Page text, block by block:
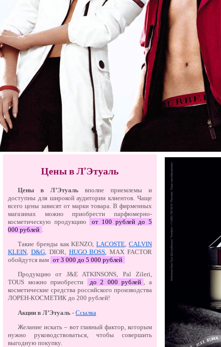
Цены в Л’Этуаль
Цены в Л’Этуаль вполне приемлемы и
доступны для широкой аудитории клиентов. Чаще
всего цены зависят от марки товара. В фирменных
магазинах можно приобрести парфюмерно-
косметическую продукцию
от 100 рублей до 5
000 рублей
Такие бренды как KENZO,LACOSTE ,CALVIN
KLEIN D&G, DIOR, HUGO BOSS , MAX FACTOR
обойдутся вам от 3 000 до 5 000 рублей
Продукцию от J&E ATKINSONS, Pal Zileri,
TOUS можно приобрести
до 2 000 рублей , а
косметические средства российского производства
ЛОРЕН-КОСМЕТИК до 200 рублей!
Акции в Л’Этуаль - Ссылка
Желание искать – вот главный фактор, которым
нужно руководствоваться, чтобы совершить
выгодную покупку.